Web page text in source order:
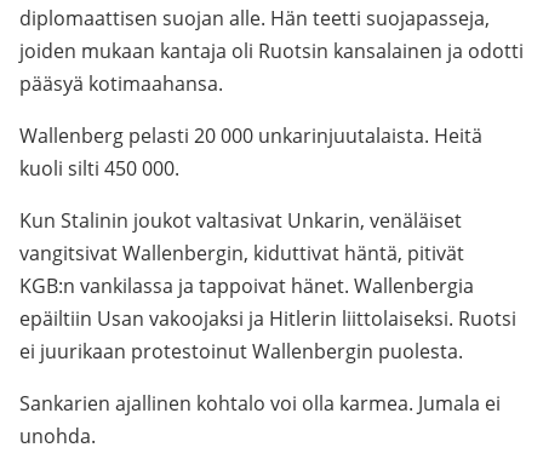
diplomaattisen suojan alle. Hän teetti suojapasseja,
joiden mukaan kantaja oli Ruotsin kansalainen ja odotti
pääsyä kotimaahansa.
Wallenberg pelasti 20 000 unkarinjuutalaista. Heitä
kuoli silti 450 000.
Kun Stalinin joukot valtasivat Unkarin, venäläiset
vangitsivat Wallenbergin, kiduttivat häntä, pitivät
KGB:n vankilassa ja tappoivat hänet. Wallenbergia
epäiltiin Usan vakoojaksi ja Hitlerin liittolaiseksi. Ruotsi
ei juurikaan protestoinut Wallenbergin puolesta.
Sankarien ajallinen kohtalo voi olla karmea. Jumala ei
unohda.